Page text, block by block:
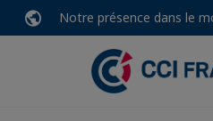
Notre présence dans le